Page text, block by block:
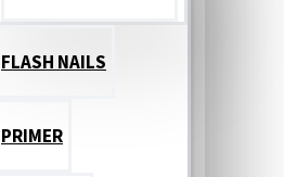
FLASH NAILS
PRIMER